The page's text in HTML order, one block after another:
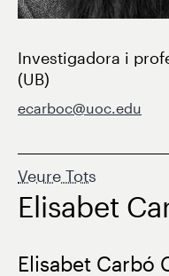
Investigadora i
(UB)
ecarboc@uoc.edu
Veure Tots
Elisabet
Elisabet Carbó